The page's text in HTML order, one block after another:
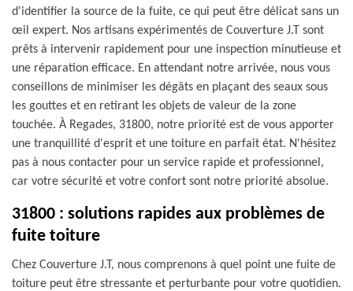
d'identifier la source de la fuite, ce qui peut être délicat sans un
œil expert. Nos artisans expérimentés de Couverture J.T sont
prêts à intervenir rapidement pour une inspection minutieuse et
une réparation efficace. En attendant notre arrivée, nous vous
conseillons de minimiser les dégâts en plaçant des seaux sous
les gouttes et en retirant les objets de valeur de la zone
touchée. À Regades, 31800, notre priorité est de vous apporter
une tranquillité d'esprit et une toiture en parfait état. N'hésitez
pas à nous contacter pour un service rapide et professionnel,
car votre sécurité et votre confort sont notre priorité absolue.
31800 : solutions rapides aux problèmes de
fuite toiture
Chez Couverture J.T, nous comprenons à quel point une fuite de
toiture peut être stressante et perturbante pour votre quotidien.